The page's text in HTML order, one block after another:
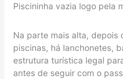
Piscininha vazia logo pela
Na parte mais alta, depois
piscinas, há lanchonetes,
estrutura turística legal
antes de seguir com o